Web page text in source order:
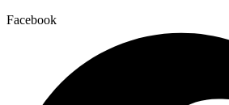
Facebook